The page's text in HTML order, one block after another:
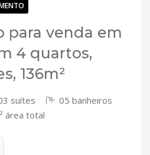
para venda em
4 quartos,
136m²
suítes
05 banheiros
área total